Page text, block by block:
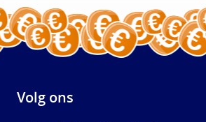
Volg ons